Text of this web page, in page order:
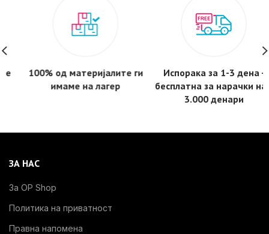
100% од материјалите ги
имаме на лагер
Испорака за 1-3 дена -
бесплатнa за нарачки над
3.000 денари
ЗА НАС
За OP Shop
Политика на приватност
Правна напомена